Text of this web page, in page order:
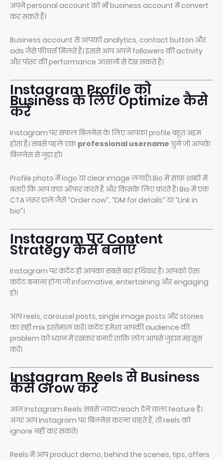
अपने personal account को भी business account में convert
कर सकते हैं।
Business account से आपको analytics, contact button और
ads जैसे फीचर्स मिलते हैं। इससे आप अपने followers की activity
और पोस्ट की performance आसानी से देख सकते हैं।
Instagram Profile को
Business के लिए Optimize कैसे
करें
Instagram पर सफल बिज़नेस के लिए आपका profile बहुत अहम
होता है। सबसे पहले एकprofessional username चुनें जो आपके
बिज़नेस से जुड़ा हो।
Profile photo में logo या clear image लगाएँ। Bio में साफ़ शब्दों में
बताएँ कि आप क्या ऑफर करते हैं और किसके लिए करते हैं। Bio में एक
CTA ज़रूर डालें जैसे “Order now”, “DM for details” या “Link in
bio”।
Instagram पर Content
Strategy कैसे बनाएँ
Instagram पर कंटेंट ही आपका सबसे बड़ा हथियार है। आपको ऐसा
कंटेंट बनाना होगा जो informative, entertaining और engaging
हो।
आप reels, carousel posts, single image posts और stories
का सही mix इस्तेमाल करें। कंटेंट हमेशा आपकी audience की
problem को ध्यान में रखकर बनाएँ ताकि लोग आपसे जुड़ाव महसूस
करें।
Instagram Reels से Business
कैसे Grow करें
आज Instagram Reels सबसे ज़्यादा reach देने वाला feature है।
अगर आप Instagram पर बिज़नेस करना चाहते हैं, तो reels को
ignore नहीं कर सकते।
Reels में आप product demo, behind the scenes, tips, offers